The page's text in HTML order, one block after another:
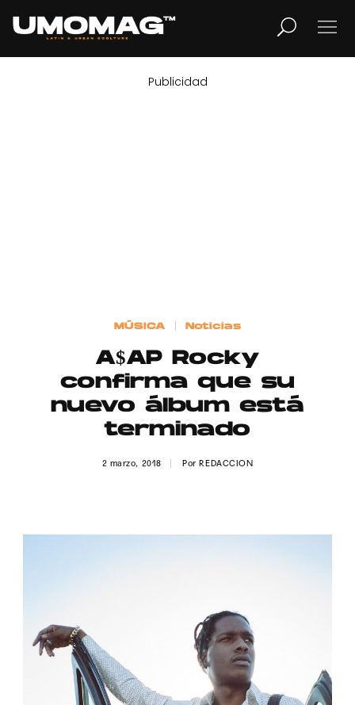
LIFESTYLE
Contacto
Aviso Legal
Publicidad
MÚSICA Noticias
A$AP Rocky
confirma que su
nuevo álbum está
terminado
2 marzo, 2018 PorREDACCION